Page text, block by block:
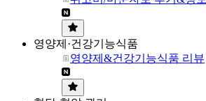
영양제·건강기능식품
영양제&건강기능식품 리뷰